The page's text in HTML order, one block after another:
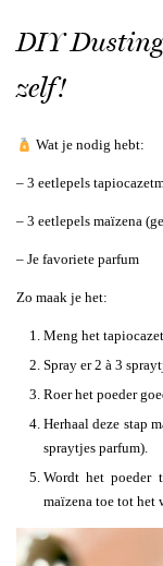
DIY
zelf!
Wat je nodig hebt:
– 3 eetlepels
– 3 eetlepels maïzena
– Je favoriete parfum
Zo maak je het:
Meng het
Spray er 2 à 3
Roer het poeder
Herhaal deze stap
spraytjes parfum).
Wordt het poeder
maïzena toe tot het